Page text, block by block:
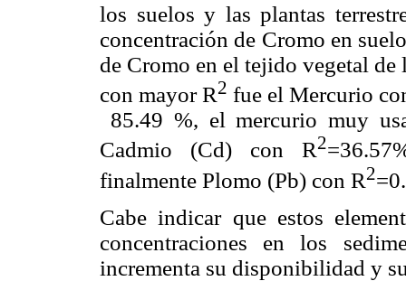
los suelos y las plantas
concentración de Cromo en
de Cromo en el tejido vegetal de
con mayor R2 fue el Mercurio
85.49 %, el mercurio muy
Cadmio (Cd) con R2
finalmente Plomo (Pb) con R2
Cabe indicar que estos
concentraciones en los
incrementa su disponibilidad y